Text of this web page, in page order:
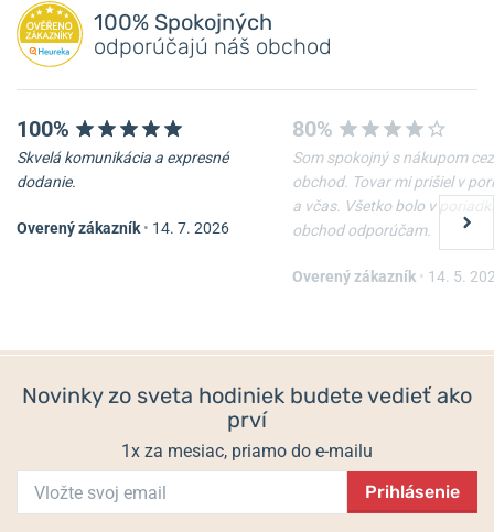
Pridať dotaz
100% Spokojných
odporúčajú náš obchod
100%
Skvelá komunikácia a expresné
dodanie.
Overený zákazník • 14. 7. 2026
80%
Som spokojný s nákupom cez
obchod. Tovar mi prišiel v
a včas. Všetko bolo v
obchod odporúčam.
Overený zákazník • 14. 5.
Novinky zo sveta hodiniek budete vedieť ako
prví
1x za mesiac, priamo do e-mailu
Prihlásenie